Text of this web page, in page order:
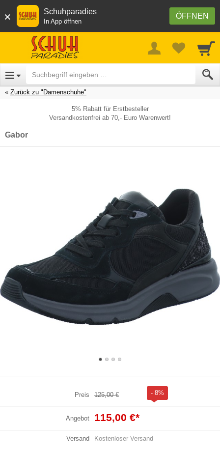
× ÖFFNEN
Schuhparadies
In App öffnen
Zurück zu "Damenschuhe"
5% Rabatt für Erstbesteller
Versandkostenfrei ab 70,- Euro Warenwert!
Gabor
Preis 125,00 € - 8%
Angebot 115,00 €*
Versand Kostenloser Versand